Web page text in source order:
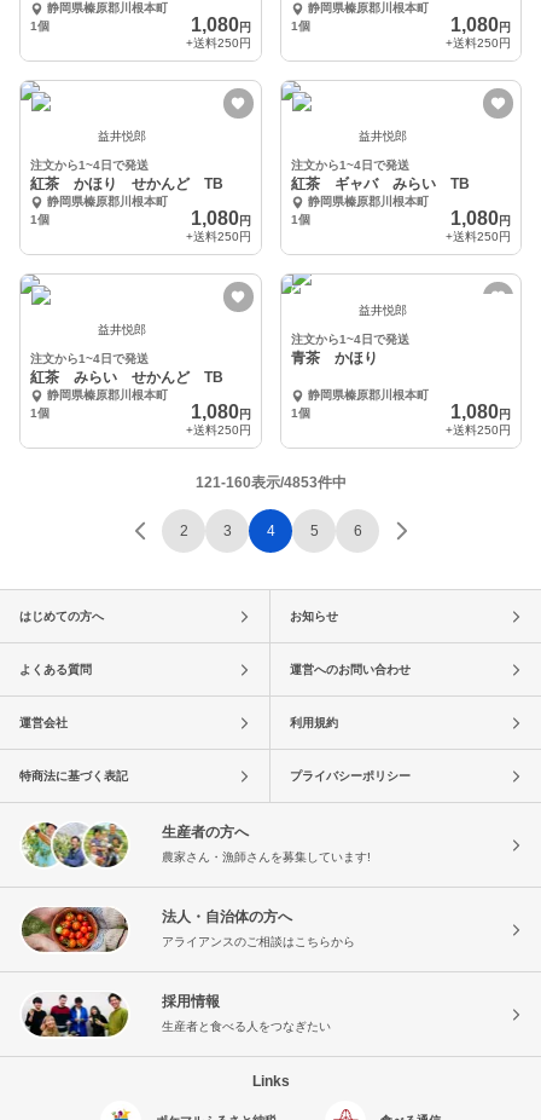
静岡県榛原郡川根本町
1個
1,080円
+送料250円
静岡県榛原郡川根本町
1個
1,080円
+送料250円
益井悦郎
注文から1~4日で発送
紅茶 かほり せかんど TB
静岡県榛原郡川根本町
1個
1,080円
+送料250円
益井悦郎
注文から1~4日で発送
紅茶 ギャバ みらい TB
静岡県榛原郡川根本町
1個
1,080円
+送料250円
益井悦郎
注文から1~4日で発送
紅茶 みらい せかんど TB
静岡県榛原郡川根本町
1個
1,080円
+送料250円
益井悦郎
注文から1~4日で発送
青茶 かほり
静岡県榛原郡川根本町
1個
1,080円
+送料250円
121-160表示/4853件中
2 3 4 5 6
はじめての方へ お知らせ
よくある質問 運営へのお問い合わせ
運営会社 利用規約
特商法に基づく表記 プライバシーポリシー
生産者の方へ
農家さん・漁師さんを募集しています!
法人・自治体の方へ
アライアンスのご相談はこちらから
採用情報
生産者と食べる人をつなぎたい
Links